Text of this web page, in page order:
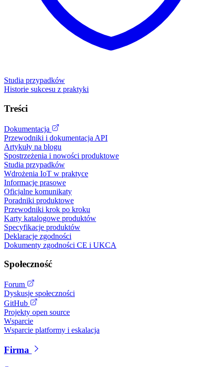
Studia przypadków
Historie sukcesu z praktyki
Treści
Dokumentacja
Przewodniki i dokumentacja API
Artykuły na blogu
Spostrzeżenia i nowości produktowe
Studia przypadków
Wdrożenia IoT w praktyce
Informacje prasowe
Oficjalne komunikaty
Poradniki produktowe
Przewodniki krok po kroku
Karty katalogowe produktów
Specyfikacje produktów
Deklaracje zgodności
Dokumenty zgodności CE i UKCA
Społeczność
Forum
Dyskusje społeczności
GitHub
Projekty open source
Wsparcie
Wsparcie platformy i eskalacja
Firma